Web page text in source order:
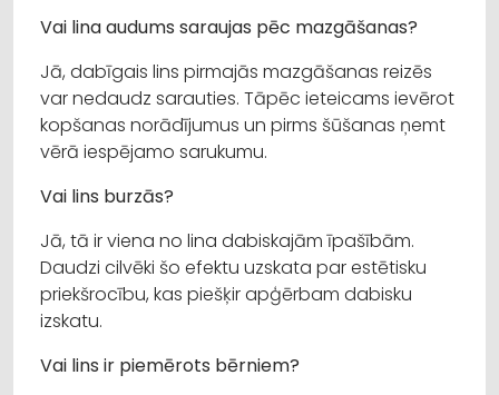
Vai lina audums saraujas pēc mazgāšanas?
Jā, dabīgais lins pirmajās mazgāšanas reizēs
var nedaudz sarauties. Tāpēc ieteicams ievērot
kopšanas norādījumus un pirms šūšanas ņemt
vērā iespējamo sarukumu.
Vai lins burzās?
Jā, tā ir viena no lina dabiskajām īpašībām.
Daudzi cilvēki šo efektu uzskata par estētisku
priekšrocību, kas piešķir apģērbam dabisku
izskatu.
Vai lins ir piemērots bērniem?